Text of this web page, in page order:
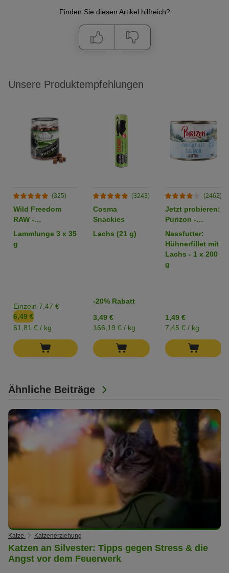
Finden Sie diesen Artikel hilfreich?
Ähnliche Beiträge
Katze Katzenerziehung
Katzen an Silvester: Tipps gegen Stress & die
Angst vor dem Feuerwerk
Unsere Produktempfehlungen
(325)
Wild Freedom
RAW -
gefriergetrocknete
Lammlunge 3 x 35
g
Einzeln 7,47 €
6,49 €
61,81 € / kg
(3243)
Cosma
Snackies
Lachs (21 g)
-20% Rabatt
3,49 €
166,19 € / kg
(2462)
Jetzt probieren:
Purizon -
getreidefrei
Nassfutter:
Hühnerfillet mit
Lachs - 1 x 200
g
1,49 €
7,45 € / kg